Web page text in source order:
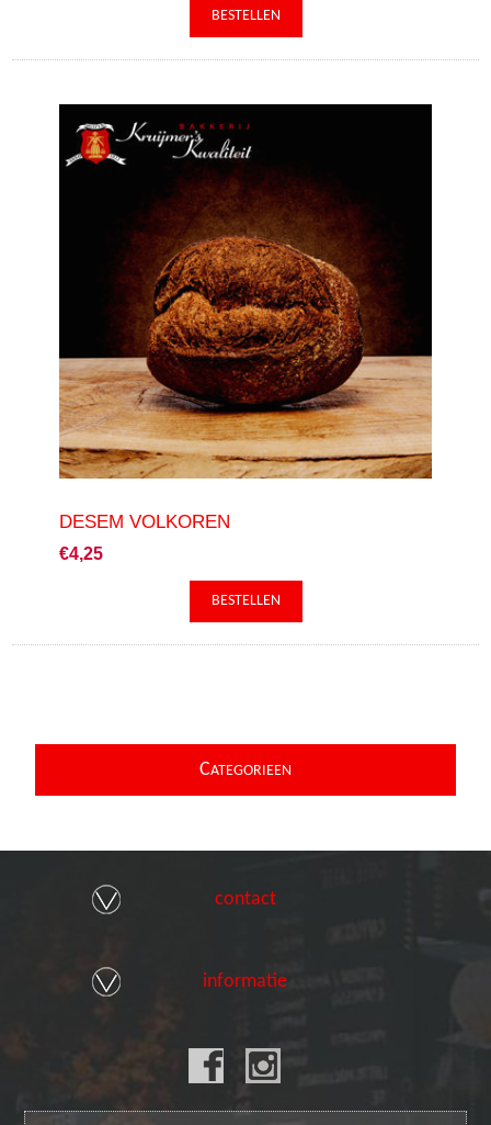
DESEM VOLKOREN
€4,25
CATEGORIEEN
contact
informatie